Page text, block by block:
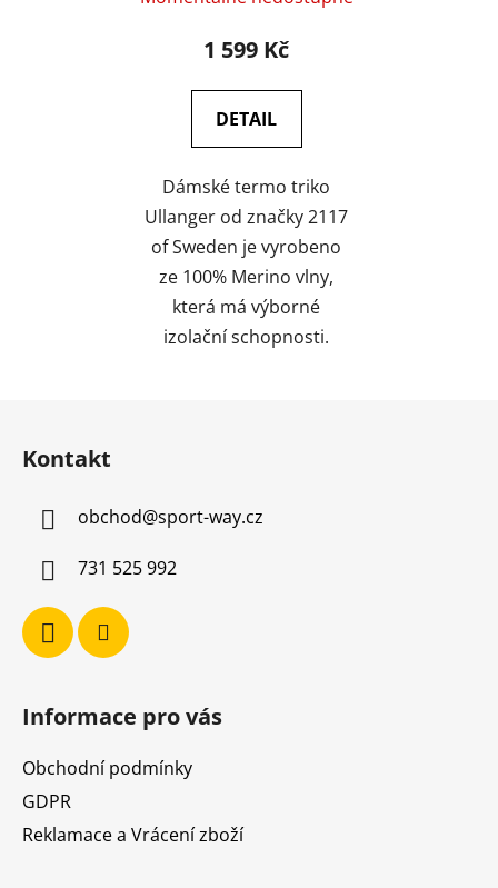
1 599 Kč
DETAIL
Dámské termo triko
Ullanger od značky 2117
of Sweden je vyrobeno
ze 100% Merino vlny,
která má výborné
izolační schopnosti.
Kontakt
obchod@sport-way.cz
731 525 992
Informace pro vás
Obchodní podmínky
GDPR
Reklamace a Vrácení zboží